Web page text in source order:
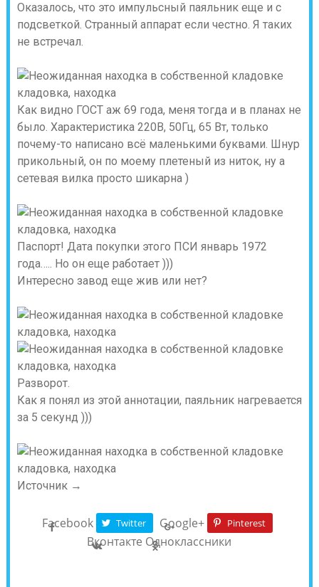
Оказалось, что это импульсный паяльник еще и с
подсветкой. Странный аппарат если честно. Я таких
не встречал.
Как видно ГОСТ аж 69 года, меня тогда и в планах не
было. Характеристика 220В, 50Гц, 65 Вт, только
почему-то написано всё маленькими буквами. Шнур
прикольный, он по моему плетеный из ниток, ну а
сетевая вилка просто шикарна )
Паспорт! Дата покупки этого ПСИ январь 1972
года….. Но он еще работает )))
Интересно завод еще жив или нет?
Разворот.
Как я понял из этой аннотации, паяльник нагревается
за 5 секунд )))
Источник →
Facebook Twitter Google+ Pinterest
Вконтакте Одноклассники